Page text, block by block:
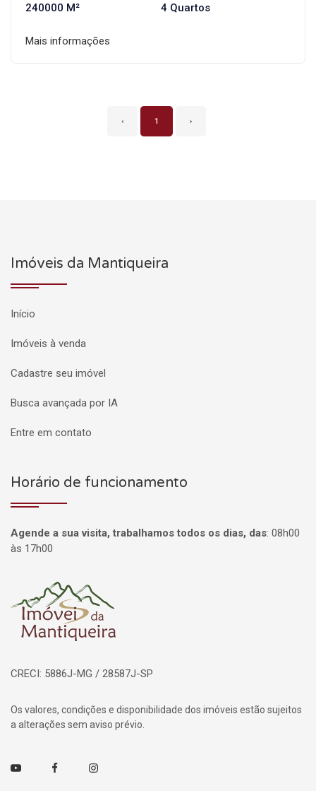
240000 M² 4 Quartos
Mais informações
‹ 1 ›
Imóveis da Mantiqueira
Início
Imóveis à venda
Cadastre seu imóvel
Busca avançada por IA
Entre em contato
Horário de funcionamento
Agende a sua visita, trabalhamos todos os dias, das: 08h00
às 17h00
Página inicial
CRECI: 5886J-MG / 28587J-SP
Os valores, condições e disponibilidade dos imóveis estão sujeitos
a alterações sem aviso prévio.
Youtube FacebookInstagram